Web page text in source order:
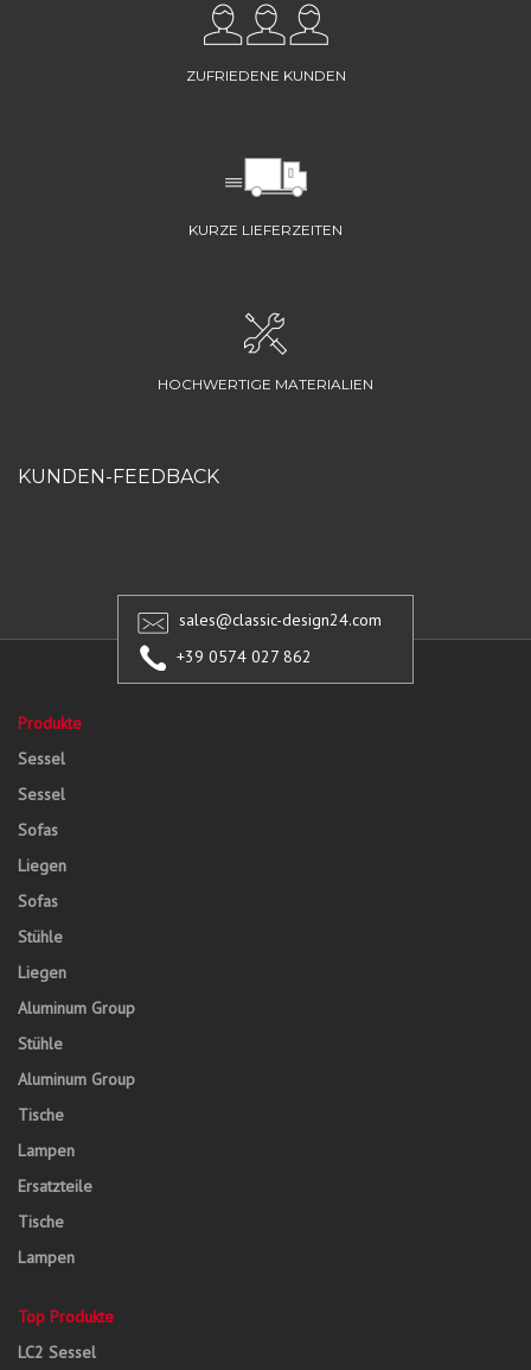
ZUFRIEDENE KUNDEN
KURZE LIEFERZEITEN
HOCHWERTIGE MATERIALIEN
KUNDEN-FEEDBACK
sales@classic-design24.com
+39 0574 027 862
Produkte
Sessel
Sessel
Sofas
Liegen
Sofas
Stühle
Liegen
Aluminum Group
Stühle
Aluminum Group
Tische
Lampen
Ersatzteile
Tische
Lampen
Top Produkte
LC2 Sessel